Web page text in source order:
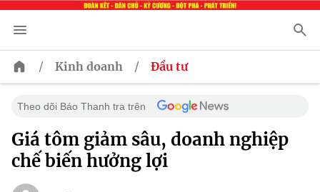
/ Kinh doanh / Đầu tư
Theo dõi Báo Thanh tra trên
Giá tôm giảm sâu, doanh nghiệp
chế biến hưởng lợi